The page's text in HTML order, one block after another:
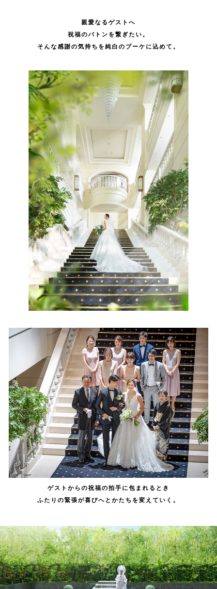
親愛なるゲストへ
祝福のバトンを繋ぎたい。
そんな感謝の気持ちを純白のブーケに込めて。
ゲストからの祝福の拍手に包まれるとき
ふたりの緊張が喜びへとかたちを変えていく。